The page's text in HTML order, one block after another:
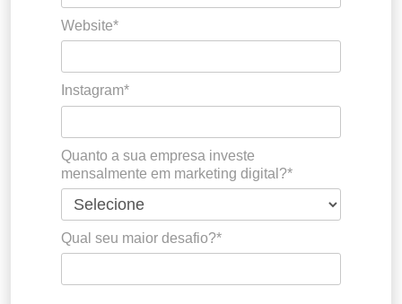
Website*
Instagram*
Quanto a sua empresa investe
mensalmente em marketing digital?*
Qual seu maior desafio?*